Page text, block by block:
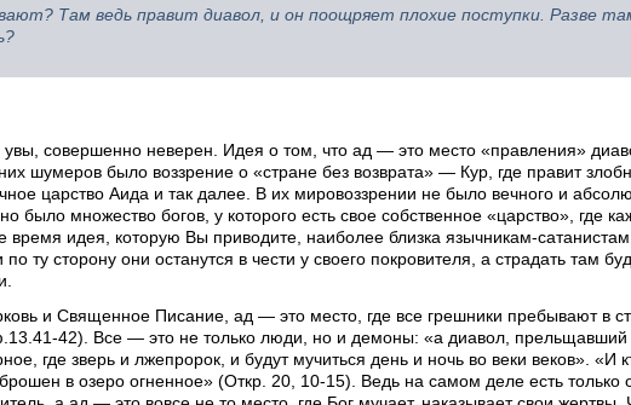
Там ведь правит диавол, и он поощряет плохие поступки. Разве
увы, совершенно неверен. Идея о том, что ад — это место «правления»
шумеров было воззрение о «стране без возврата» — Кур, где правит
царство Аида и так далее. В их мировоззрении не было вечного и
было множество богов, у которого есть свое собственное «царство», где
время идея, которую Вы приводите, наиболее близка язычникам-
ту сторону они останутся в чести у своего покровителя, а страдать там
и Священное Писание, ад — это место, где все грешники пребывают в
42). Все — это не только люди, но и демоны: «а диавол, прельщавший
где зверь и лжепророк, и будут мучиться день и ночь во веки веков». «И
в озеро огненное» (Откр. 20, 10-15). Ведь на самом деле есть только